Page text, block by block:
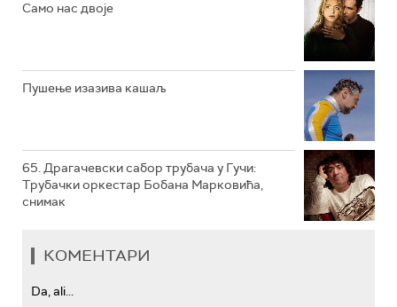
Само нас двоје
Пушење изазива кашаљ
65. Драгачевски сабор трубача у Гучи:
Трубачки оркестар Бобана Марковића,
снимак
КОМЕНТАРИ
Da, ali...